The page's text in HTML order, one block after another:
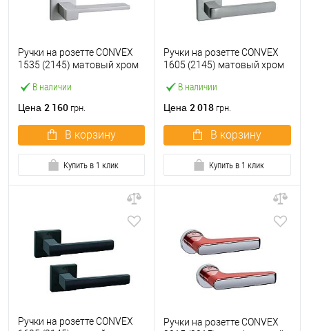
В наличии
Ручки на розетте CONVEX
1535 (2145) матовый хром
Цена 2 160 грн.
В корзину
Купить в 1 клик
В наличии
Ручки на розетте CONVEX
1605 (2145) матовый хром
Цена 2 018 грн.
В корзину
Купить в 1 клик
Ручки на розетте CONVEX
Ручки на розетте CONVEX